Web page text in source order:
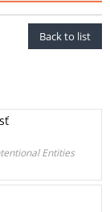
Back to list
Entities